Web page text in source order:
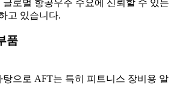
로벌 항공우주 수요에 신뢰할 수 있는
고 있습니다.
품
탕으로 AFT는 특히 피트니스 장비용 알